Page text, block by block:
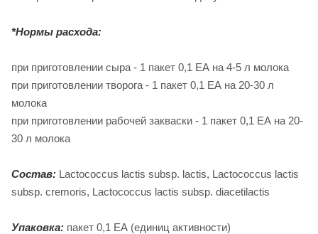
*Нормы расхода:
при приготовлении сыра - 1 пакет 0,1 ЕА на 4-5 л молока
при приготовлении творога - 1 пакет 0,1 ЕА на 20-30 л
молока
при приготовлении рабочей закваски - 1 пакет 0,1 ЕА на 20-
30 л молока
Состав: Lactococcus lactis subsp. lactis, Lactococcus lactis
subsp. сremoris, Lactococcus lactis subsp. diacetilactis
Упаковка: пакет 0,1 ЕА (единиц активности)